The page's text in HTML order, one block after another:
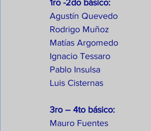
1ro -2do básico:
Agustín Quevedo
Rodrigo Muñoz
Matías Argomedo
Ignacio Tessaro
Pablo Insulsa
Luis Cisternas
3ro – 4to básico:
Mauro Fuentes